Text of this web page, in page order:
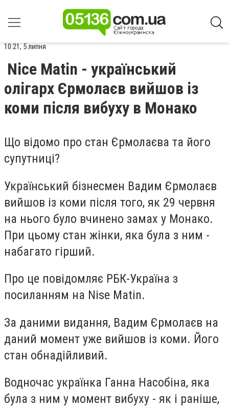
10:21, 5 липня
Nice Matin - український
олігарх Єрмолаєв вийшов із
коми після вибуху в Монако
Що відомо про стан Єрмолаєва та його
супутниці?
Український бізнесмен Вадим Єрмолаєв
вийшов із коми після того, як 29 червня
на нього було вчинено замах у Монако.
При цьому стан жінки, яка була з ним -
набагато гірший.
Про це повідомляє РБК-Україна з
посиланням на Nise Matin.
За даними видання, Вадим Єрмолаєв на
даний момент уже вийшов із коми. Його
стан обнадійливий.
Водночас українка Ганна Насобіна, яка
була з ним у момент вибуху - як і раніше,